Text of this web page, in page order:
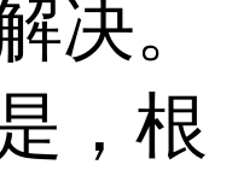
决。
，根